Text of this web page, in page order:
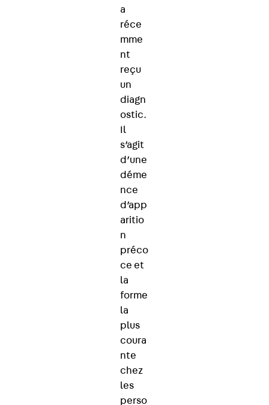
a
réce
mme
nt
reçu
un
diagn
ostic.
Il
s’agit
d’une
déme
nce
d’app
aritio
n
préco
ce et
la
forme
la
plus
coura
nte
chez
les
perso